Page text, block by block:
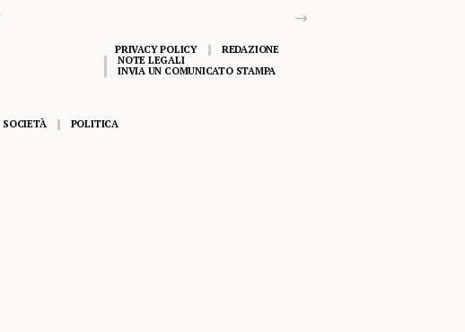
PRIVACY POLICY
REDAZIONE
NOTE LEGALI
INVIA UN COMUNICATO STAMPA
SOCIETÀ POLITICA